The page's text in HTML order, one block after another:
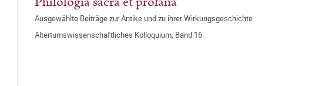
Ausgewählte Beiträge zur Antike und zu ihrer Wirkungsgeschichte
Altertumswissenschaftliches Kolloquium, Band 16